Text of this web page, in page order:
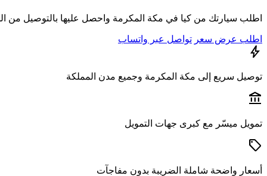
اطلب سيارتك من كيا في مكة المكرمة واحصل عليها بالتوصيل من
اطلب عرض سعر تواصل عبر واتساب
bolt
توصيل سريع إلى مكة المكرمة وجميع مدن المملكة
account_balance
تمويل ميسّر مع كبرى جهات التمويل
sell
أسعار واضحة شاملة الضريبة بدون مفاجآت